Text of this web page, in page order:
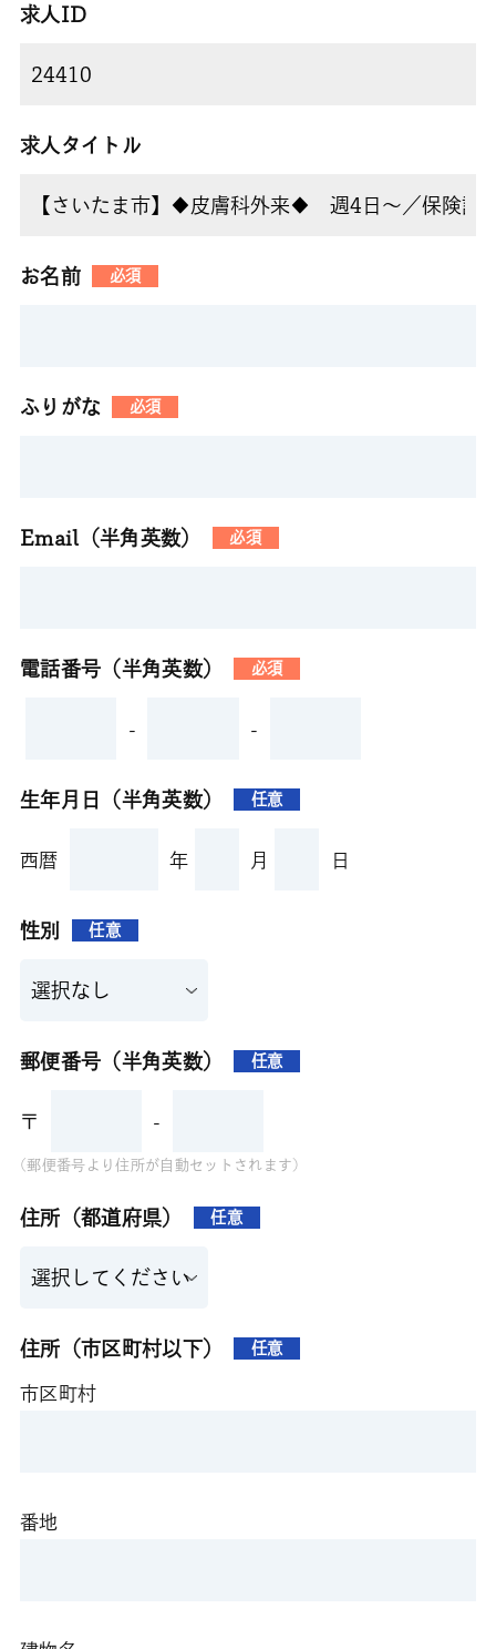
求人ID
求人タイトル
お名前 必須
ふりがな 必須
Email（半角英数） 必須
電話番号（半角英数） 必須
- -
生年月日（半角英数） 任意
西暦 年 月 日
性別 任意
郵便番号（半角英数） 任意
〒 -
(郵便番号より住所が自動セットされます)
住所（都道府県） 任意
住所（市区町村以下） 任意
市区町村
番地